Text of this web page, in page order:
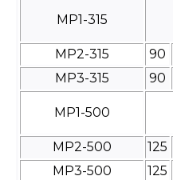
МР1-315
МР2-315
90
МР3-315
90
МР1-500
МР2-500
125
МР3-500
125